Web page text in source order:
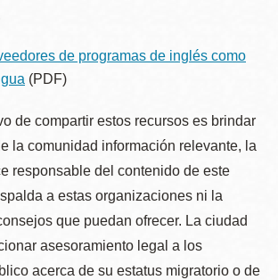
de programas de inglés como
(PDF)
de compartir estos recursos es brindar
la comunidad información relevante, la
responsable del contenido de este
a estas organizaciones ni la
que puedan ofrecer. La ciudad
asesoramiento legal a los
acerca de su estatus migratorio o de